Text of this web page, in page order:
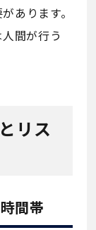
あります。
間が行う
リス
間帯